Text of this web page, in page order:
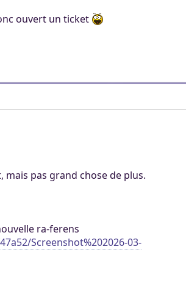
ouvert un ticket
mais pas grand chose de plus.
ra-ferens
Screenshot%202026-03-